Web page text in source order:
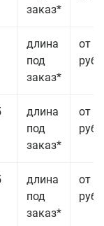
заказ*
длина
под
заказ*
от
руб.
длина
под
заказ*
от
руб.
длина
под
заказ*
от
руб.